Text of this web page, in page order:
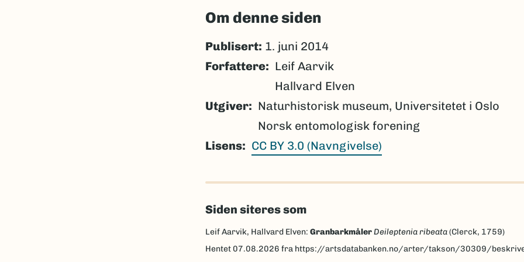
Om denne siden
Publisert: 1. juni 2014
Forfattere
Leif Aarvik
Hallvard Elven
Utgiver
Naturhistorisk museum, Universitetet i Oslo
Norsk entomologisk forening
Lisens
CC BY 3.0 (Navngivelse)
Siden siteres som
Leif Aarvik, Hallvard Elven: GranbarkmålerDeileptenia ribeata(Clerck, 1759)
Hentet 07.08.2026 fra https://artsdatabanken.no/arter/takson/30309/